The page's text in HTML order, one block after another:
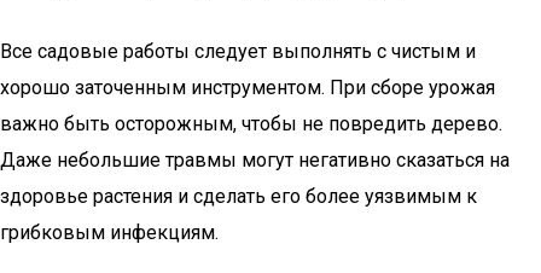
Все садовые работы следует выполнять с чистым и
хорошо заточенным инструментом. При сборе урожая
важно быть осторожным, чтобы не повредить дерево.
Даже небольшие травмы могут негативно сказаться на
здоровье растения и сделать его более уязвимым к
грибковым инфекциям.